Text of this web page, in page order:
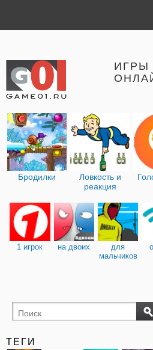
ИГРЫ
Бродилки
Ловкость и
реакция
1 игрок на двоих
для
мальчиков
ТЕГИ